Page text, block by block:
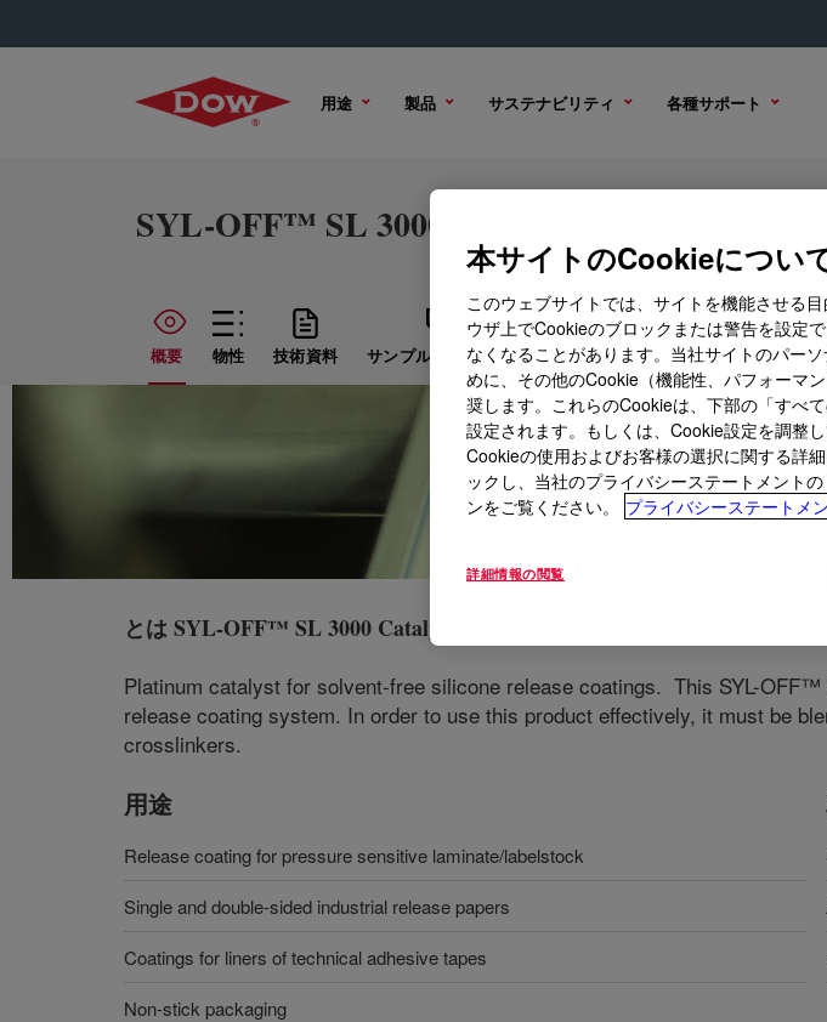
用途 製品 サステナビリティ 各種サポート
SYL-OFF™ SL 3000 Catalyst
概要 物性 技術資料 サンプル オプション 購入オプション
とはSYL-OFF™ SL 3000 Catalyst
Platinum catalyst for solvent-free silicone release coatings. This SYL-
release coating system. In order to use this product effectively, it must be
crosslinkers.
用途
Release coating for pressure sensitive laminate/labelstock
Single and double-sided industrial release papers
Coatings for liners of technical adhesive tapes
Non-stick packaging
本サイトのCookieについ
このウェブサイトでは、サイトを機能させる
ウザ上でCookieのブロックまたは警告を設定
なくなることがあります。当社サイトのパー
めに、その他のCookie（機能性、パフォーマ
奨します。これらのCookieは、下部の「すべ
設定されます。もしくは、Cookie設定を調整
Cookieの使用およびお客様の選択に関する詳
ックし、当社のプライバシーステートメント
ンをご覧ください。
プライバシーステートメ
詳細情報の閲覧